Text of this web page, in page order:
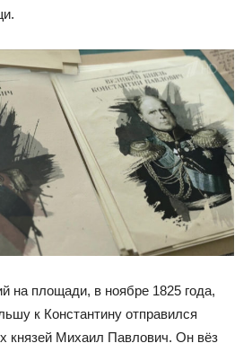
на площади, в ноябре 1825 года,
к Константину отправился
князей Михаил Павлович. Он вёз